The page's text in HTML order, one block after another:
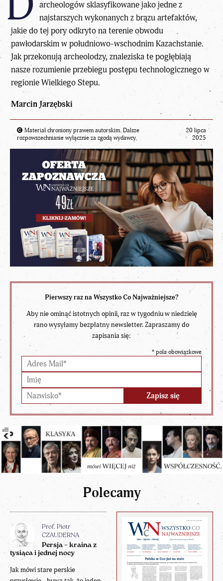
archeologów sklasyfikowane jako jedne z
najstarszych wykonanych z brązu artefaktów,
jakie do tej pory odkryto na terenie obwodu
pawłodarskim w południowo-wschodnim Kazachstanie.
Jak przekonują archeolodzy, znaleziska te pogłębiają
nasze rozumienie przebiegu postępu technologicznego w
regionie Wielkiego Stepu.
Marcin Jarzębski
Materiał chroniony prawem autorskim. Dalsze
rozpowszechnianie wyłącznie za zgodą wydawcy.
20 lipca
2025
Pierwszy raz na Wszystko Co Najważniejsze?
Aby nie ominąć istotnych opinii, raz w tygodniu w niedzielę
rano wysyłamy bezpłatny newsletter. Zapraszamy do
zapisania się:
* pola obowiązkowe
Polecamy
Prof. Piotr
CZAUDERNA
Persja – kraina z
tysiąca i jednej nocy
Jak mówi stare perskie